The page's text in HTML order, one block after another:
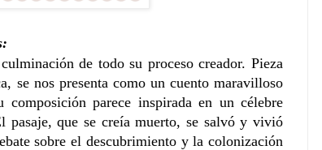
de todo su proceso creador. Pieza
se nos presenta como un cuento maravilloso
parece inspirada en un célebre
pasaje, que se creía muerto, se salvó y vivió
sobre el descubrimiento y la colonización